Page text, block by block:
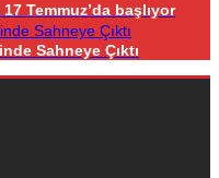
Temmuz’da başlıyor
Sahneye Çıktı